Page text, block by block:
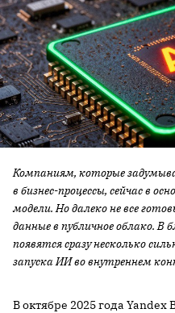
Компаниям, которые
в бизнес-процессы, сейчас в
модели. Но далеко не все
данные в публичное облако.
появятся сразу несколько
запуска ИИ во внутреннем
В октябре 2025 года Yandex